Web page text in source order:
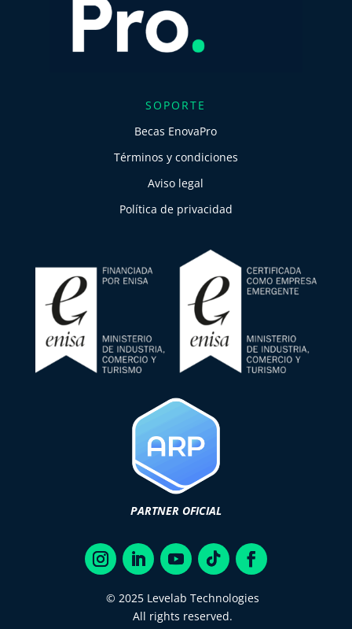
SOPORTE
Becas EnovaPro
Términos y condiciones
Aviso legal
Política de privacidad
PARTNER OFICIAL
© 2025 Levelab Technologies
All rights reserved.